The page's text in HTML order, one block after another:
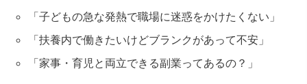
「子どもの急な発熱で職場に迷惑をかけたくない」
「扶養内で働きたいけどブランクがあって不安」
「家事・育児と両立できる副業ってあるの？」